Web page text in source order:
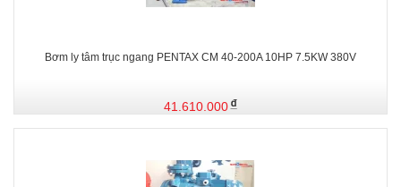
Bơm ly tâm trục ngang PENTAX CM 40-200A 10HP 7.5KW 380V
41.610.000